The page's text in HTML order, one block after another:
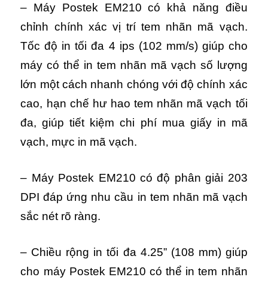
– Máy Postek EM210 có khả năng điều
chỉnh chính xác vị trí tem nhãn mã vạch.
Tốc độ in tối đa 4 ips (102 mm/s) giúp cho
máy có thể in tem nhãn mã vạch số lượng
lớn một cách nhanh chóng với độ chính xác
cao, hạn chế hư hao tem nhãn mã vạch tối
đa, giúp tiết kiệm chi phí mua giấy in mã
vạch, mực in mã vạch.
– Máy Postek EM210 có độ phân giải 203
DPI đáp ứng nhu cầu in tem nhãn mã vạch
sắc nét rõ ràng.
– Chiều rộng in tối đa 4.25” (108 mm) giúp
cho máy Postek EM210 có thể in tem nhãn